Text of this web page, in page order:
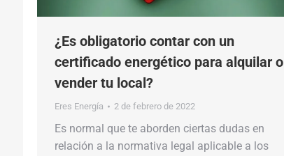
¿Es obligatorio contar con un
certificado energético para alquilar o
vender tu local?
Eres Energía 2 de febrero de 2022
Es normal que te aborden ciertas dudas en
relación a la normativa legal aplicable a los